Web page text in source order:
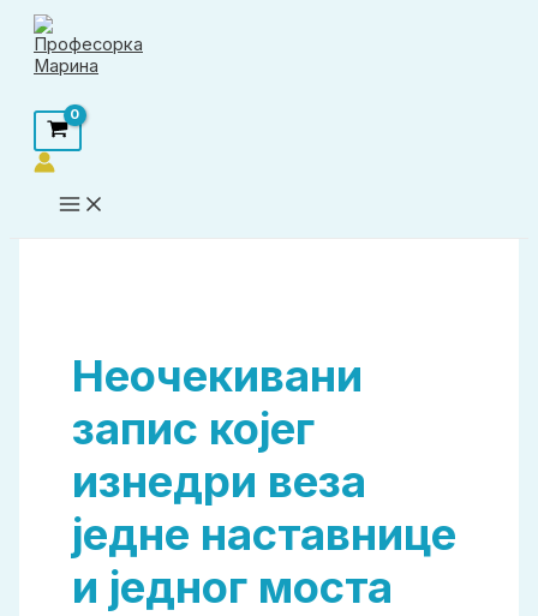
Пређи
садржај
Неочекивани
запис којег
изнедри веза
једне наставнице
и једног моста